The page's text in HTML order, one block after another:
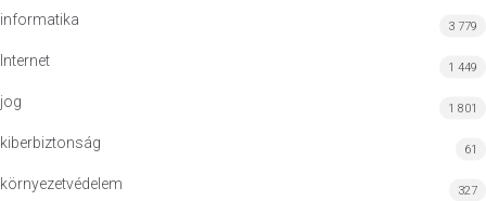
informatika 3 779
Internet 1 449
jog 1 801
kiberbiztonság 61
környezetvédelem 327